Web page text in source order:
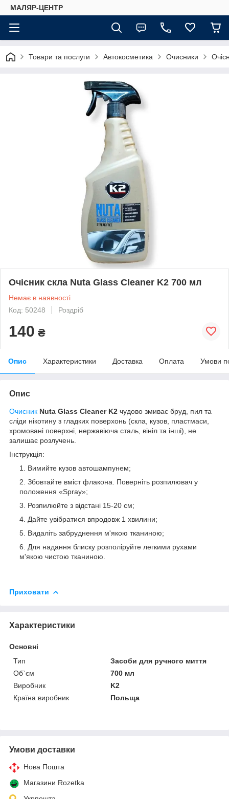
МАЛЯР-ЦЕНТР
Товари та послуги Автокосметика Очисники
Очісник скла Nuta Glass Cleaner K2 700 мл
Немає в наявності
Код: 50248
Роздріб
140 ₴
Опис Характеристики Доставка Оплата Умови
Опис
Очисник Nuta Glass Cleaner K2 чудово змиває бруд, пил та
сліди нікотину з гладких поверхонь (скла, кузов, пластмаси,
хромовані поверхні, нержавіюча сталь, вініл та інші), не
залишає розлучень.
Інструкція:
Вимийте кузов автошампунем;
Збовтайте вміст флакона. Поверніть розпилювач у
положення «Spray»;
Розпилюйте з відстані 15-20 см;
Дайте увібратися впродовж 1 хвилини;
Видаліть забруднення м'якою тканиною;
Для надання блиску розполіруйте легкими рухами
м'якою чистою тканиною.
Приховати
Характеристики
Основні
Тип
Засоби для ручного миття
Об`єм
700 мл
Виробник
K2
Країна виробник
Польща
Умови доставки
Нова Пошта
Магазини Rozetka